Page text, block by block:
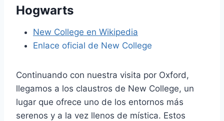
Hogwarts
New College en Wikipedia
Enlace oficial de New College
Continuando con nuestra visita por Oxford,
llegamos a los claustros de New College, un
lugar que ofrece uno de los entornos más
serenos y a la vez llenos de mística. Estos